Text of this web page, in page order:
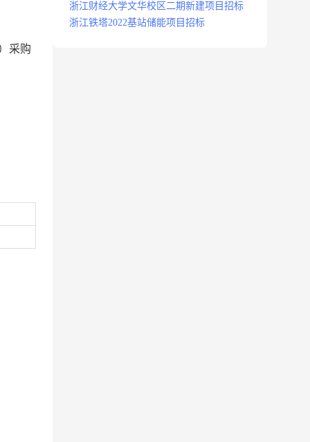
采购
浙江财经大学文华校区二期新建项目招标
浙江铁塔2022基站储能项目招标